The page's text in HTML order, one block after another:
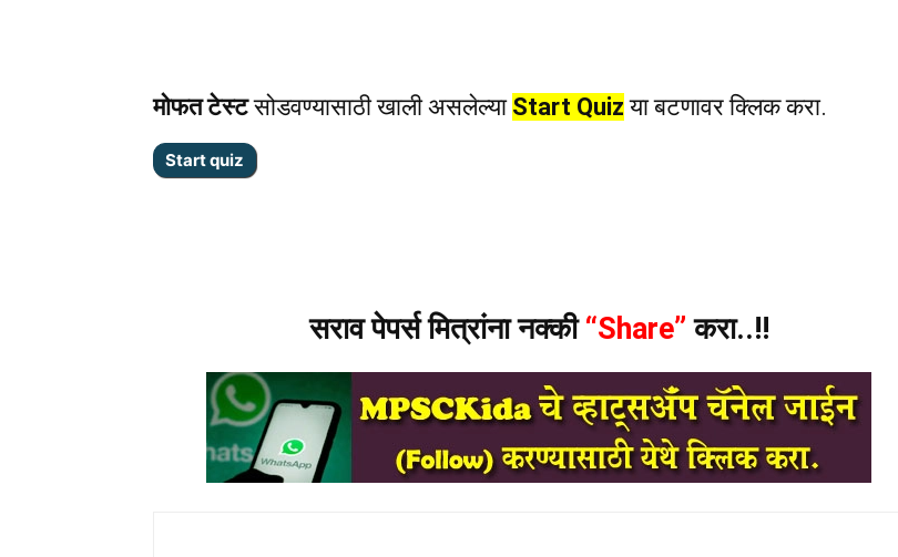
मोफत टेस्टसोडवण्यासाठी खाली असलेल्या Start Quiz या बटणावर क्लिक करा.
सराव पेपर्स मित्रांना नक्की“Share” करा..!!